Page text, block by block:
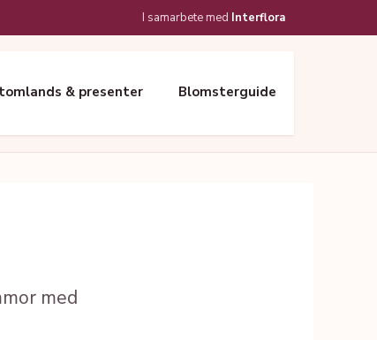
I samarbete med Interflora
& presenter Blomsterguide
med